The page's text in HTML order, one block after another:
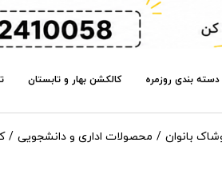
دسته بندی روزمره کالکشن بهار و تابستان
بانوان محصولات اداری و دانشجویی